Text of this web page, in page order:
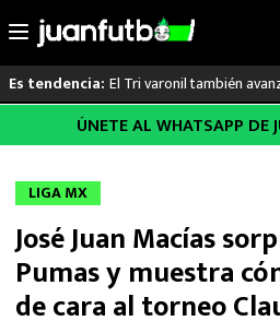
al
Es tendencia: El Tri varonil también
LO ÚLTIMO
LIGA MX
RAYADOS
PUMAS
ÚNETE AL WHATSAPP DE
LIGA MX
José Juan Macías
Pumas y muestra
de cara al torneo